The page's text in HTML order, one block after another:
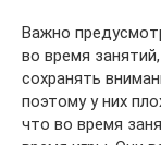
Важно
во время
сохранять
поэтому у них
что во время